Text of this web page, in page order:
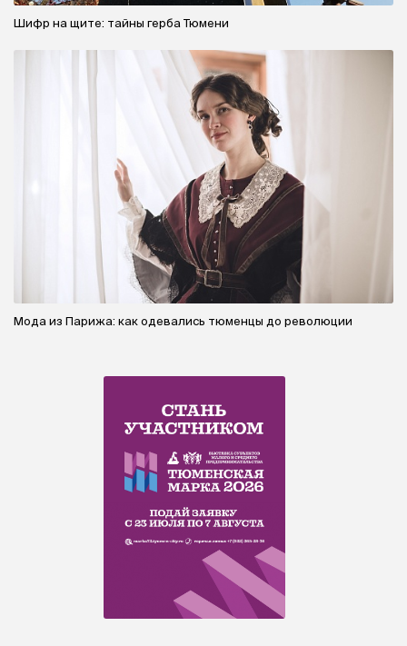
Шифр на щите: тайны герба Тюмени
Мода из Парижа: как одевались тюменцы до революции